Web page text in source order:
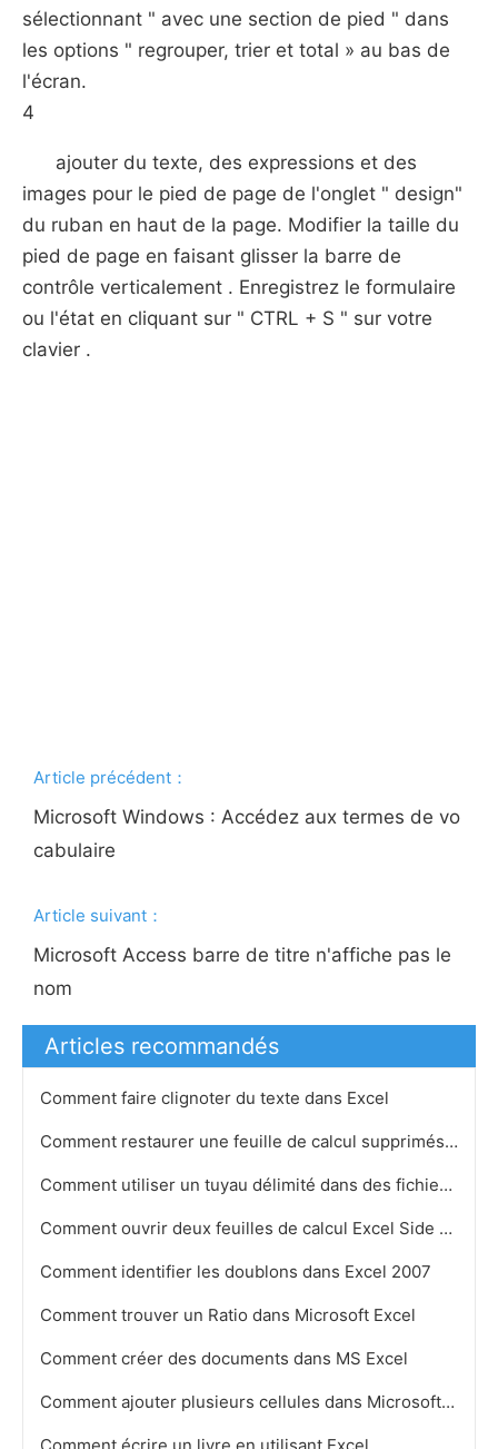
sélectionnant " avec une section de pied " dans
les options " regrouper, trier et total » au bas de
l'écran.
4
ajouter du texte, des expressions et des
images pour le pied de page de l'onglet " design"
du ruban en haut de la page. Modifier la taille du
pied de page en faisant glisser la barre de
contrôle verticalement . Enregistrez le formulaire
ou l'état en cliquant sur " CTRL + S " sur votre
clavier .
Article précédent：
Microsoft Windows : Accédez aux termes de vo
cabulaire
Article suivant：
Microsoft Access barre de titre n'affiche pas le
nom
Articles recommandés
Comment faire clignoter du texte dans Excel
Comment restaurer une feuille de calcul supprimés dans Excel
Comment utiliser un tuyau délimité dans des fichiers Excel
Comment ouvrir deux feuilles de calcul Excel Side by Side
Comment identifier les doublons dans Excel 2007
Comment trouver un Ratio dans Microsoft Excel
Comment créer des documents dans MS Excel
Comment ajouter plusieurs cellules dans Microsoft Excel 2003